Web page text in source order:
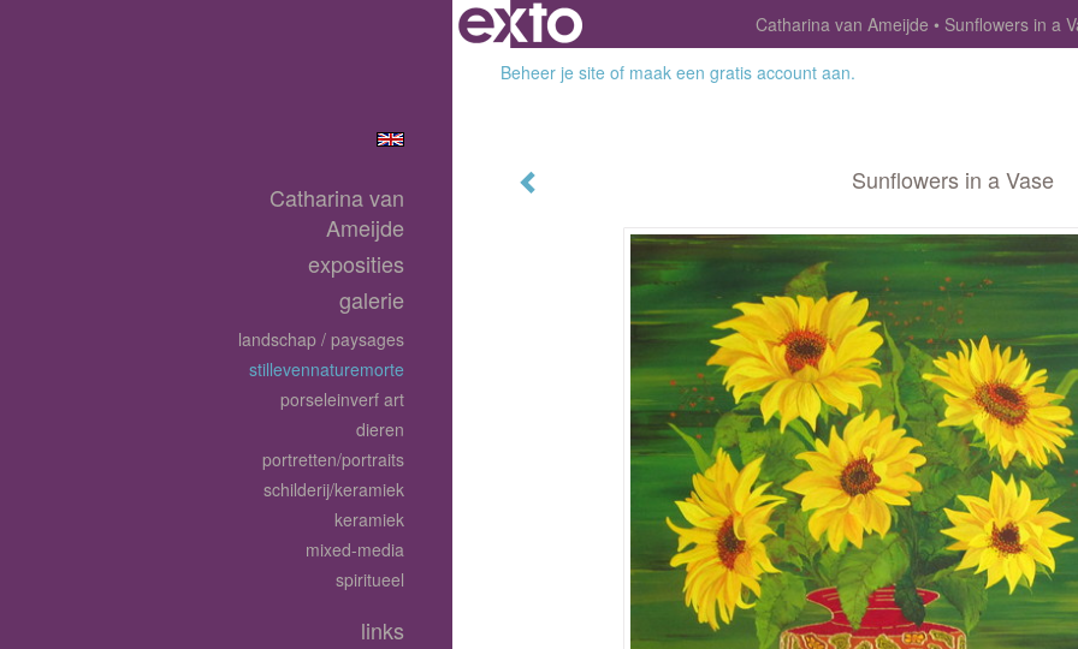
Catharina van Ameijde
Sunflowers in a
Beheer je site of maak een gratis account aan.
Sunflowers in a Vase
Catharina van
Ameijde
exposities
galerie
landschap / paysages
stillevennaturemorte
porseleinverf art
dieren
portretten/portraits
schilderij/keramiek
keramiek
mixed-media
spiritueel
links